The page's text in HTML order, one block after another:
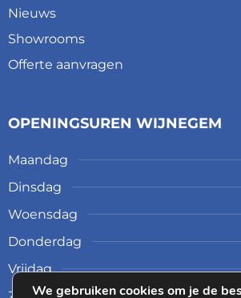
Nieuws
Showrooms
Offerte aanvragen
OPENINGSUREN WIJNEGEM
Maandag
Dinsdag
Woensdag
Donderdag
Vrijdag
We gebruiken cookies om je de